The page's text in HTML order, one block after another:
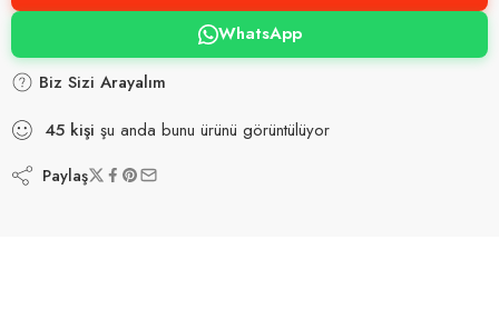
WhatsApp
Biz Sizi Arayalım
45 kişi şu anda bunu ürünü görüntülüyor
Paylaş